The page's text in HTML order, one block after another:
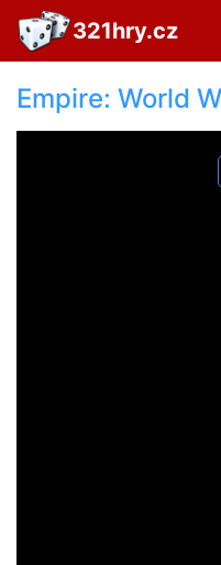
321hry.cz
Empire: World